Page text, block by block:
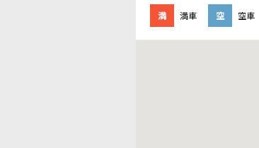
満 満車 空 空車